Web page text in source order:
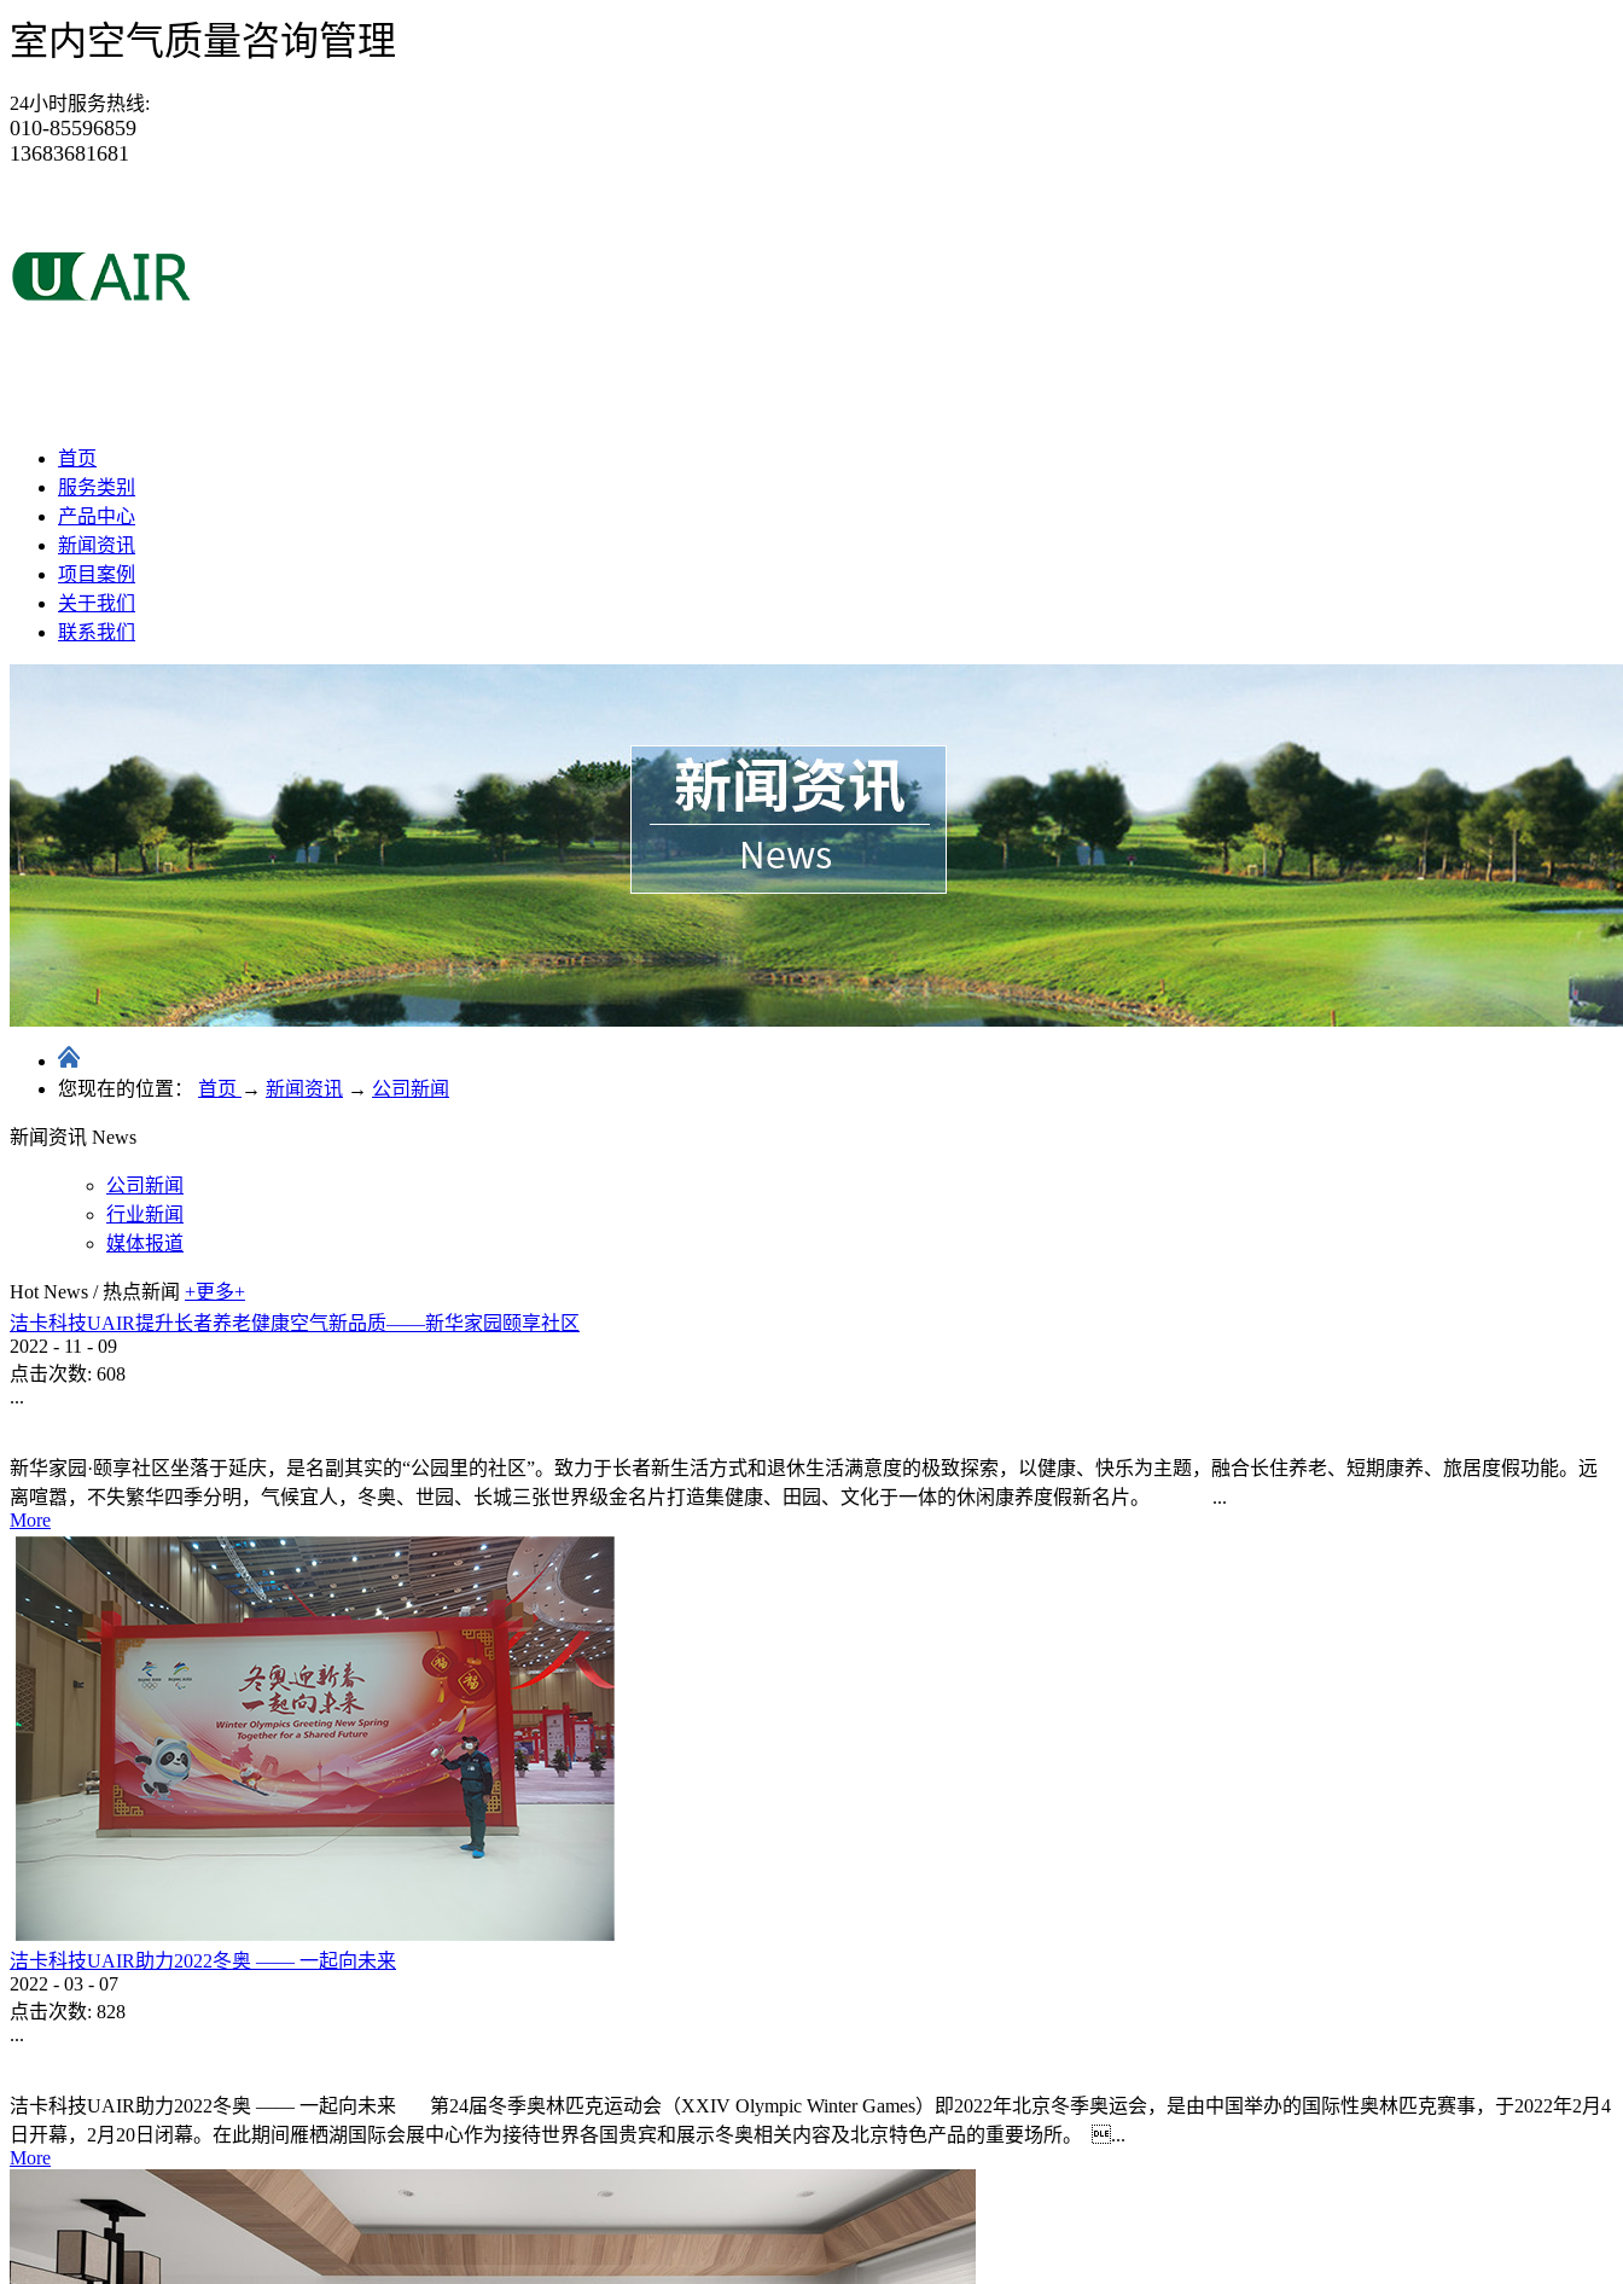
室内空气质量咨询管理
24小时服务热线:
010-85596859
13683681681
首页
服务类别
产品中心
新闻资讯
项目案例
关于我们
联系我们
您现在的位置： 首页 → 新闻资讯 → 公司新闻
新闻资讯 News
公司新闻
行业新闻
媒体报道
Hot News / 热点新闻 +更多+
洁卡科技UAIR提升长者养老健康空气新品质——新华家园颐享社区
2022 - 11 - 09
点击次数: 608
...
新华家园·颐享社区坐落于延庆，是名副其实的“公园里的社区”。致力于长者新生活方式和退休生活满意度的极致探索，以健康、快乐为主题，融合长住养老、短期康养、旅居度假功能。远
离喧嚣，不失繁华四季分明，气候宜人，冬奥、世园、长城三张世界级金名片打造集健康、田园、文化于一体的休闲康养度假新名片。 ...
More
洁卡科技UAIR助力2022冬奥 —— 一起向未来
2022 - 03 - 07
点击次数: 828
...
洁卡科技UAIR助力2022冬奥 —— 一起向未来 第24届冬季奥林匹克运动会（XXIV Olympic Winter Games）即2022年北京冬季奥运会，是由中国举办的国际性奥林匹克赛事，于2022年2月4
日开幕，2月20日闭幕。在此期间雁栖湖国际会展中心作为接待世界各国贵宾和展示冬奥相关内容及北京特色产品的重要场所。 ...
More